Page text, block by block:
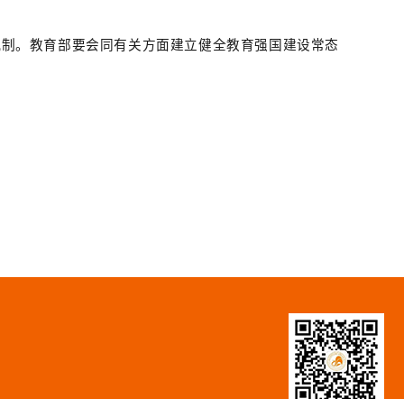
。教育部要会同有关方面建立健全教育强国建设常态